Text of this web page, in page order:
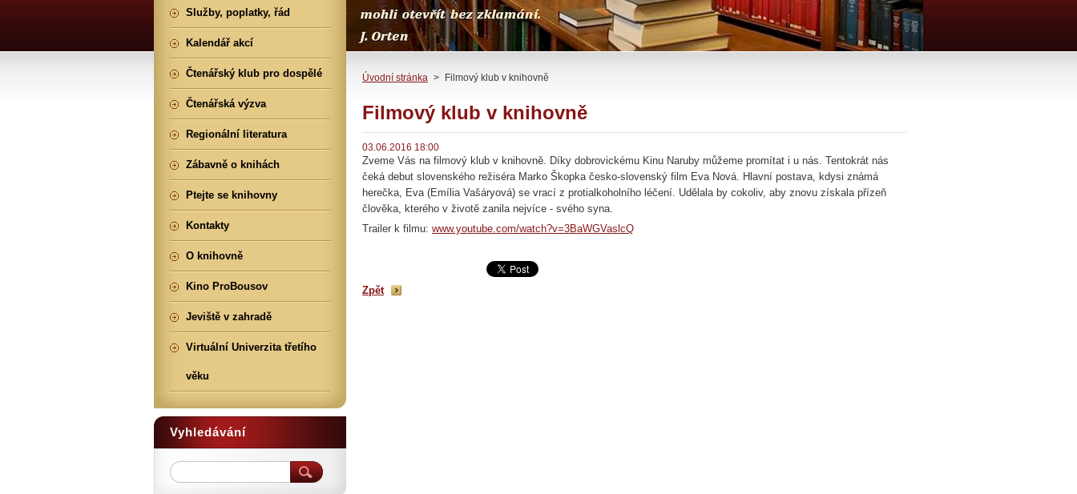
Úvodní stránka > Filmový klub v knihovně
Filmový klub v knihovně
03.06.2016 18:00
Zveme Vás na filmový klub v knihovně. Díky dobrovickému Kinu Naruby můžeme promítat i u nás. Tentokrát nás
čeká debut slovenského režiséra Marko Škopka česko-slovenský film Eva Nová. Hlavní postava, kdysi známá
herečka, Eva (Emília Vašáryová) se vrací z protialkoholního léčení. Udělala by cokoliv, aby znovu získala přízeň
člověka, kterého v životě zanila nejvíce - svého syna.
Trailer k filmu: www.youtube.com/watch?v=3BaWGVaslcQ
Zpět
Služby, poplatky, řád
Kalendář akcí
Čtenářský klub pro dospělé
Čtenářská výzva
Regionální literatura
Zábavně o knihách
Ptejte se knihovny
Kontakty
O knihovně
Kino ProBousov
Jeviště v zahradě
Virtuální Univerzita třetího
věku
Vyhledávání